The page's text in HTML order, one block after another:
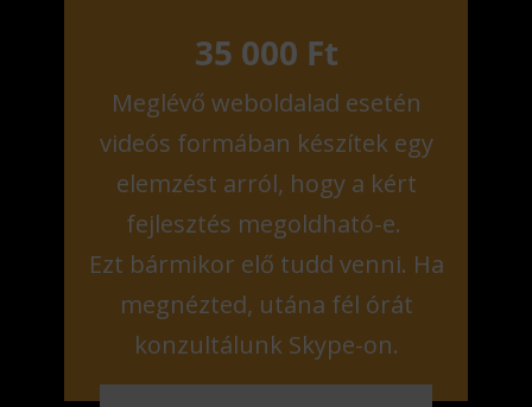
35 000 Ft
Meglévő weboldalad esetén
videós formában készítek egy
elemzést arról, hogy a kért
fejlesztés megoldható-e.
Ezt bármikor elő tudd venni. Ha
megnézted, utána fél órát
konzultálunk Skype-on.